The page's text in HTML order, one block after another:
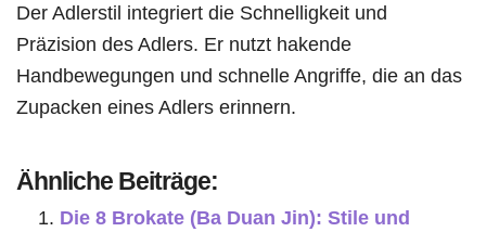
Der Adlerstil integriert die Schnelligkeit und
Präzision des Adlers. Er nutzt hakende
Handbewegungen und schnelle Angriffe, die an das
Zupacken eines Adlers erinnern.
Ähnliche Beiträge:
Die 8 Brokate (Ba Duan Jin): Stile und